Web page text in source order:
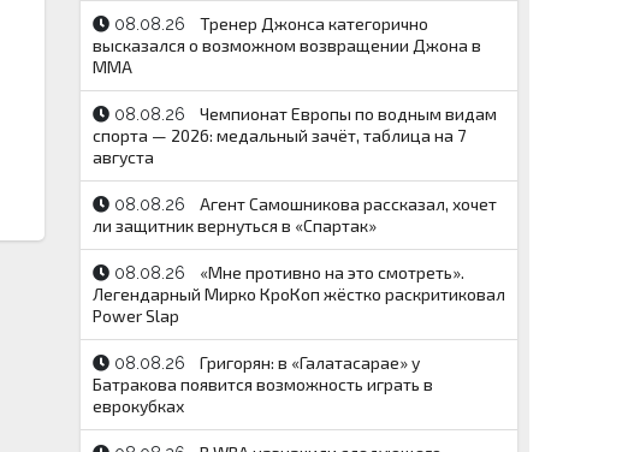
08.08.26
Тренер Джонса категорично
высказался о возможном возвращении Джона в
ММА
08.08.26
Чемпионат Европы по водным видам
спорта — 2026: медальный зачёт, таблица на 7
августа
08.08.26
Агент Самошникова рассказал, хочет
ли защитник вернуться в «Спартак»
08.08.26
«Мне противно на это смотреть».
Легендарный Мирко КроКоп жёстко раскритиковал
Power Slap
08.08.26
Григорян: в «Галатасарае» у
Батракова появится возможность играть в
еврокубках